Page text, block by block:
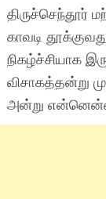
திருச்செந்தூர்
காவடி
நிகழ்ச்சியாக
விசாகத்தன்று
அன்று என்னென்ன